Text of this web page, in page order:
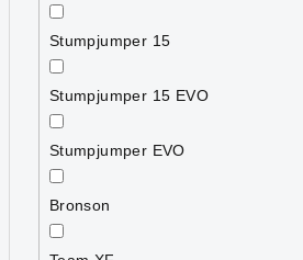
Stumpjumper 15
Stumpjumper 15 EVO
Stumpjumper EVO
Bronson